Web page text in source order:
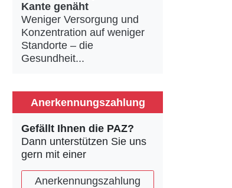
Kante genäht
Weniger Versorgung und
Konzentration auf weniger
Standorte – die
Gesundheit...
Anerkennungszahlung
Gefällt Ihnen die PAZ?
Dann unterstützen Sie uns
gern mit einer
Anerkennungszahlung